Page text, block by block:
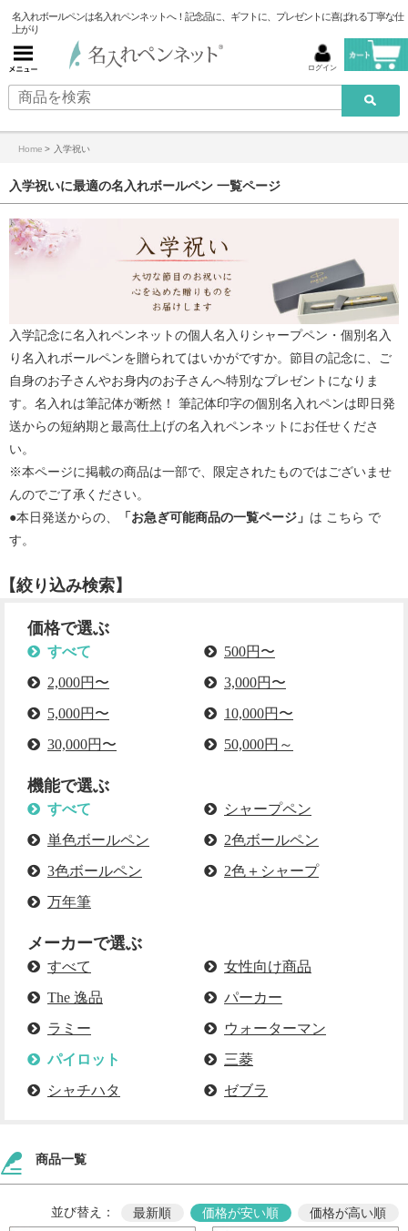
名入れボールペンは名入れペンネットへ！記念品に、ギフトに、プレゼントに喜ばれる丁寧な仕
上がり
ログイン
Home > 入学祝い
入学祝いに最適の名入れボールペン 一覧ページ
入学記念に名入れペンネット の個人名入りシャープペン・ 個別名入
り名入れボールペンを贈られてはいかがですか。節目の記念に、ご
自身のお子さんやお身内のお子さんへ特別なプレゼントになりま
す。名入れは筆記体が断然！ 筆記体印字の個別名入れペンは即日発
送からの短納期と最高仕上げの名入れペンネットにお任せくださ
い。
※本ページに掲載の商品は一部で、限定されたものではございませ
んのでご了承ください。
●本日発送からの、
「お急ぎ可能商品の一覧ページ」 は こちら で
す。
【絞り込み検索】
価格で選ぶ
すべて
500円〜
2,000円〜
3,000円〜
5,000円〜
10,000円〜
30,000円〜
50,000円～
機能で選ぶ
すべて
シャープペン
単色ボールペン
2色ボールペン
3色ボールペン
2色＋シャープ
万年筆
メーカーで選ぶ
すべて
女性向け商品
The 逸品
パーカー
ラミー
ウォーターマン
パイロット
三菱
シャチハタ
ゼブラ
商品一覧
並び替え： 最新順 価格が安い順 価格が高い順